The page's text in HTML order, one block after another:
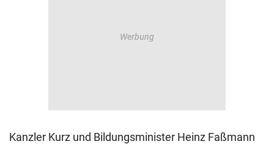
Kanzler Kurz und Bildungsminister Heinz Faßmann